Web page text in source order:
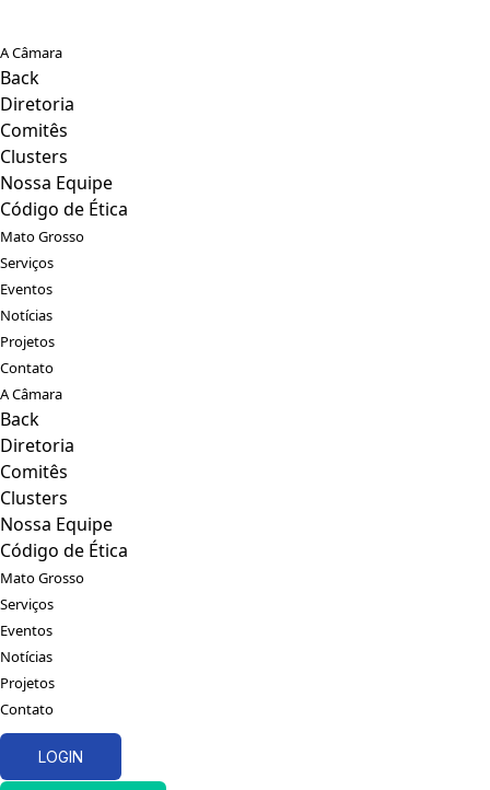
A Câmara
Back
Diretoria
Comitês
Clusters
Nossa Equipe
Código de Ética
Mato Grosso
Serviços
Eventos
Notícias
Projetos
Contato
A Câmara
Back
Diretoria
Comitês
Clusters
Nossa Equipe
Código de Ética
Mato Grosso
Serviços
Eventos
Notícias
Projetos
Contato
LOGIN